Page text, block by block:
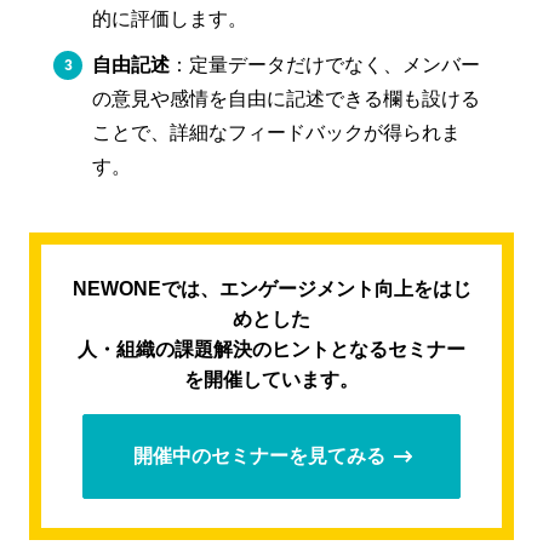
的に評価します。
自由記述 ：定量データだけでなく、メンバー
の意見や感情を自由に記述できる欄も設ける
ことで、詳細なフィードバックが得られま
す。
NEWONEでは、エンゲージメント向上をはじ
めとした
人・組織の課題解決のヒントとなるセミナー
を開催しています。
開催中のセミナーを見てみる